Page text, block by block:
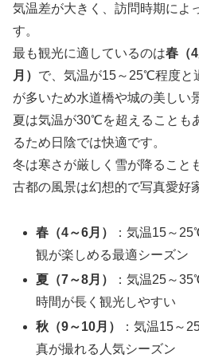
気温差が大きく、訪問時期によ
す。
最も観光に適しているのは春（4
月） で、気温が15～25℃程度と
が多いため水道橋や城の美しい
夏は気温が30℃を超えることも
るため日陰では快適です。
冬は寒さが厳しく雪が降ること
古都の風景は幻想的で写真愛好
春（4～6月）
：気温15～
観が楽しめる最適シーズン
夏（7～8月）
：気温25～
時間が長く観光しやすい
秋（9～10月）
：気温15～
真が撮れる人気シーズン